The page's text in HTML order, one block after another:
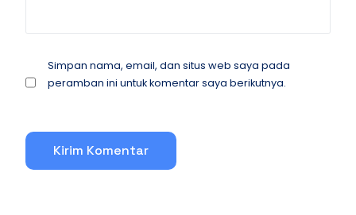
Simpan nama, email, dan situs web saya pada
peramban ini untuk komentar saya berikutnya.